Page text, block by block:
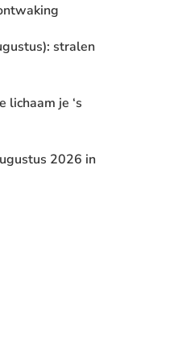
stralen
lichaam je ‘s
2026 in